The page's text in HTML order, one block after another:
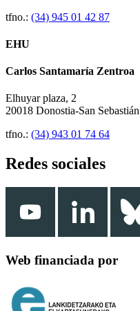
tfno.: (34) 945 01 42 87
EHU
Carlos Santamaría Zentroa
Elhuyar plaza, 2
20018 Donostia-San Sebastián
tfno.: (34) 943 01 74 64
Redes sociales
Web financiada por